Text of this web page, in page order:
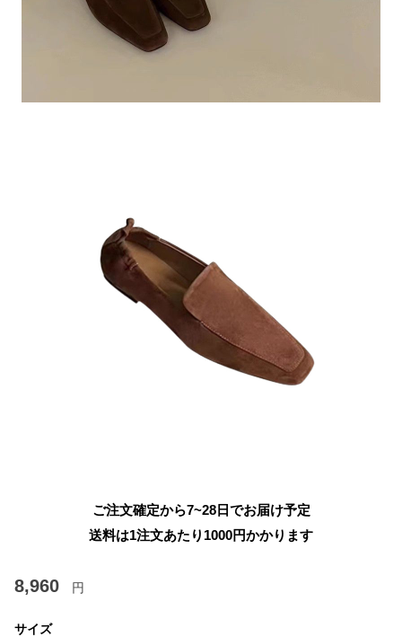
ご注文確定から7~28日でお届け予定
送料は1注文あたり 1000円かかります
8,960 円
サイズ